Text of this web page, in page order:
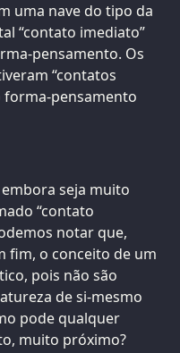
uma nave do tipo da
“contato imediato”
pensamento. Os
“contatos
forma-pensamento
seja muito
“contato
notar que,
fim, o conceito de um
pois não são
de si-mesmo
pode qualquer
muito próximo?